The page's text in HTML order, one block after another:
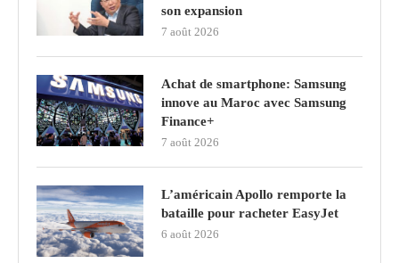
son expansion
7 août 2026
Achat de smartphone: Samsung
innove au Maroc avec Samsung
Finance+
7 août 2026
L’américain Apollo remporte la
bataille pour racheter EasyJet
6 août 2026